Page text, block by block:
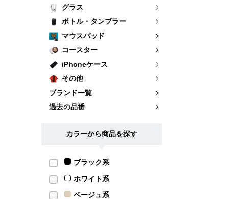
グラス
ボトル・タンブラー
マウスパッド
コースター
iPhoneケース
その他
ブランド一覧
過去の品番
カラーから商品を探す
ブラック系
ホワイト系
ベージュ系